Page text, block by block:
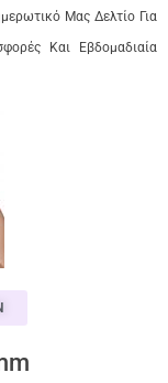
Μας Δελτίο Για
Και Εβδομαδιαία